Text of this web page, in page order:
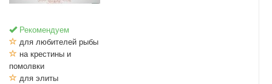
Рекомендуем
для любителей рыбы
на крестины и
помолвки
для элиты